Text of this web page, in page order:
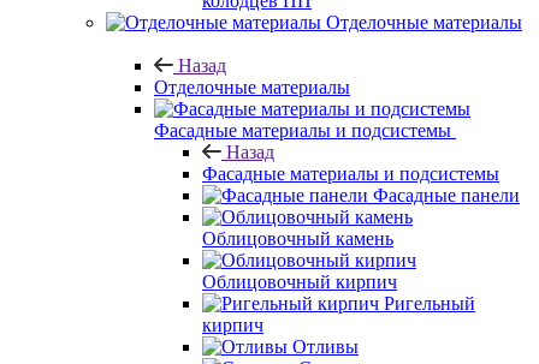
Отделочные материалы
Назад
Отделочные материалы
Фасадные материалы и подсистемы
Назад
Фасадные материалы и подсистемы
Фасадные панели
Облицовочный камень
Облицовочный кирпич
Ригельный
кирпич
Отливы